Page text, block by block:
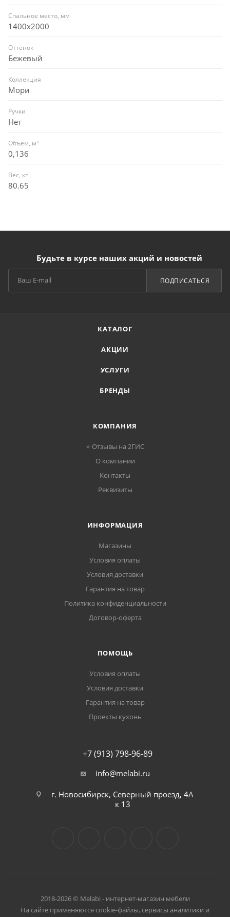
Спальное место, мм
1400x2000
Оттенок
Бежевый
Коллекция
Мори
Ручки
Нет
Объем, м³
0,136
Вес, кг
80.65
Будьте в курсе наших акций и новостей
ПОДПИСАТЬСЯ
КАТАЛОГ
АКЦИИ
УСЛУГИ
БРЕНДЫ
КОМПАНИЯ
⭐ Отзывы на 2ГИС
О компании
Контакты
Реквизиты
ИНФОРМАЦИЯ
Магазины
Условия оплаты
Условия доставки
Гарантия на товар
Политика конфиденциальности
Договор-оферта
ПОМОЩЬ
Условия оплаты
Условия доставки
Гарантия на товар
Проекты кухонь
+7 (913) 798-96-89
info@melabi.ru
г. Новосибирск, Северный проезд, 4А
к 13
2018-2026 © Melabi - интернет-магазин мебели
На сайте применяются cookie-файлы, сервисы аналитики и